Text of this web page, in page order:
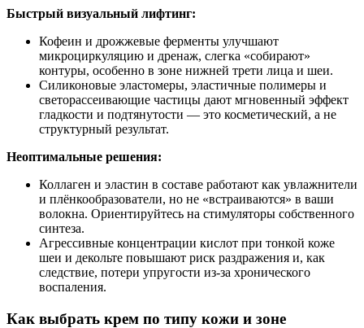
Быстрый визуальный лифтинг:
Кофеин и дрожжевые ферменты улучшают
микроциркуляцию и дренаж, слегка «собирают»
контуры, особенно в зоне нижней трети лица и шеи.
Силиконовые эластомеры, эластичные полимеры и
светорассеивающие частицы дают мгновенный эффект
гладкости и подтянутости — это косметический, а не
структурный результат.
Неоптимальные решения:
Коллаген и эластин в составе работают как увлажнители
и плёнкообразователи, но не «встраиваются» в ваши
волокна. Ориентируйтесь на стимуляторы собственного
синтеза.
Агрессивные концентрации кислот при тонкой коже
шеи и декольте повышают риск раздражения и, как
следствие, потери упругости из‑за хронического
воспаления.
Как выбрать крем по типу кожи и зоне